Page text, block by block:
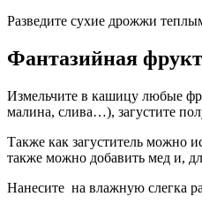
Разведите сухие дрожжи
Фантазийная
Измельчите в кашицу любые
малина, слива…), загустите
Также как загуститель можно
также можно добавить мед и,
Нанесите на влажную слегка